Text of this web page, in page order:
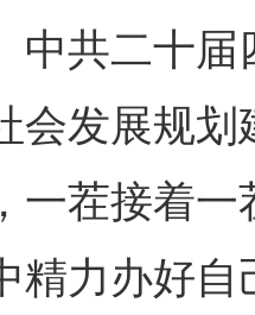
中共二十
会发展规
一茬接着
精力办好